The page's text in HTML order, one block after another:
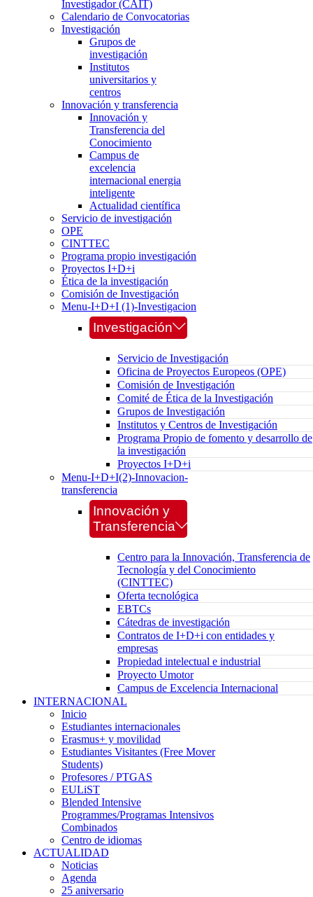
Investigador (CAIT)
Calendario de Convocatorias
Investigación
Grupos de
investigación
Institutos
universitarios y
centros
Innovación y transferencia
Innovación y
Transferencia del
Conocimiento
Campus de
excelencia
internacional energia
inteligente
Actualidad científica
Servicio de investigación
OPE
CINTTEC
Programa propio investigación
Proyectos I+D+i
Ética de la investigación
Comisión de Investigación
Menu-I+D+I (1)-Investigacion
Investigación
Servicio de Investigación
Oficina de Proyectos Europeos (OPE)
Comisión de Investigación
Comité de Ética de la Investigación
Grupos de Investigación
Institutos y Centros de Investigación
Programa Propio de fomento y desarrollo de
la investigación
Proyectos I+D+i
Menu-I+D+I(2)-Innovacion-
transferencia
Innovación y
Transferencia
Centro para la Innovación, Transferencia de
Tecnología y del Conocimiento
(CINTTEC)
Oferta tecnológica
EBTCs
Cátedras de investigación
Contratos de I+D+i con entidades y
empresas
Propiedad intelectual e industrial
Proyecto Umotor
Campus de Excelencia Internacional
INTERNACIONAL
Inicio
Estudiantes internacionales
Erasmus+ y movilidad
Estudiantes Visitantes (Free Mover
Students)
Profesores / PTGAS
EULiST
Blended Intensive
Programmes/Programas Intensivos
Combinados
Centro de idiomas
ACTUALIDAD
Noticias
Agenda
25 aniversario